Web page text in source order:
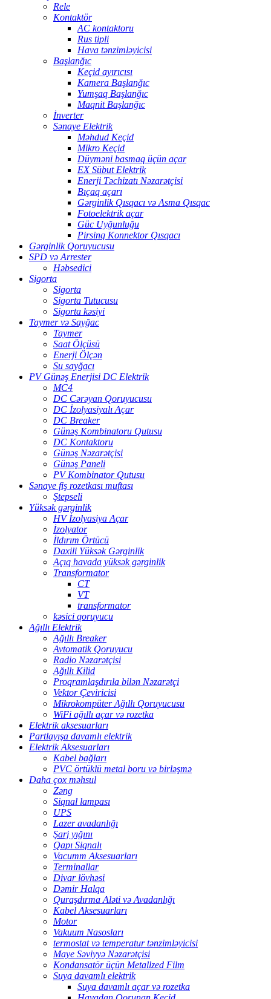
Rele
Kontaktör
AC kontaktoru
Rus tipli
Hava tənzimləyicisi
Başlanğıc
Keçid ayırıcısı
Kamera Başlanğıc
Yumşaq Başlanğıc
Maqnit Başlanğıc
İnverter
Sənaye Elektrik
Məhdud Keçid
Mikro Keçid
Düyməni basmaq üçün açar
EX Sübut Elektrik
Enerji Təchizatı Nəzarətçisi
Bıçaq açarı
Gərginlik Qısqacı və Asma Qısqac
Fotoelektrik açar
Güc Uyğunluğu
Pirsinq Konnektor Qısqacı
Gərginlik Qoruyucusu
SPD və Arrester
Həbsedici
Sigorta
Sigorta
Sigorta Tutucusu
Sigorta kəsiyi
Taymer və Sayğac
Taymer
Saat Ölçüsü
Enerji Ölçən
Su sayğacı
PV Günəş Enerjisi DC Elektrik
MC4
DC Cərəyan Qoruyucusu
DC İzolyasiyalı Açar
DC Breaker
Günəş Kombinatoru Qutusu
DC Kontaktoru
Günəş Nəzarətçisi
Günəş Paneli
PV Kombinator Qutusu
Sənaye fiş rozetkası muftası
Ştepseli
Yüksək gərginlik
HV İzolyasiya Açar
İzolyator
İldırım Örtücü
Daxili Yüksək Gərginlik
Açıq havada yüksək gərginlik
Transformator
CT
VT
transformator
kəsici qoruyucu
Ağıllı Elektrik
Ağıllı Breaker
Avtomatik Qoruyucu
Radio Nəzarətçisi
Ağıllı Kilid
Proqramlaşdırıla bilən Nəzarətçi
Vektor Çeviricisi
Mikrokompüter Ağıllı Qoruyucusu
WiFi ağıllı açar və rozetka
Elektrik aksesuarları
Partlayışa davamlı elektrik
Elektrik Aksesuarları
Kabel bağları
PVC örtüklü metal boru və birləşmə
Daha çox məhsul
Zəng
Siqnal lampası
UPS
Lazer avadanlığı
Şarj yığını
Qapı Siqnalı
Vacumm Aksesuarları
Terminallar
Divar lövhəsi
Dəmir Halqa
Quraşdırma Aləti və Avadanlığı
Kabel Aksesuarları
Motor
Vakuum Nasosları
termostat və temperatur tənzimləyicisi
Maye Səviyyə Nəzarətçisi
Kondansatör üçün Metallzed Film
Suya davamlı elektrik
Suya davamlı açar və rozetka